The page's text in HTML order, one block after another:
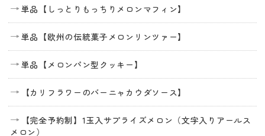
単品【しっとりもっちりメロンマフィン】
単品【欧州の伝統菓子メロンリンツァー】
単品【メロンパン型クッキー】
【カリフラワーのバーニャカウダソース】
【完全予約制】1玉入サプライズメロン（文字入りアールス
メロン）